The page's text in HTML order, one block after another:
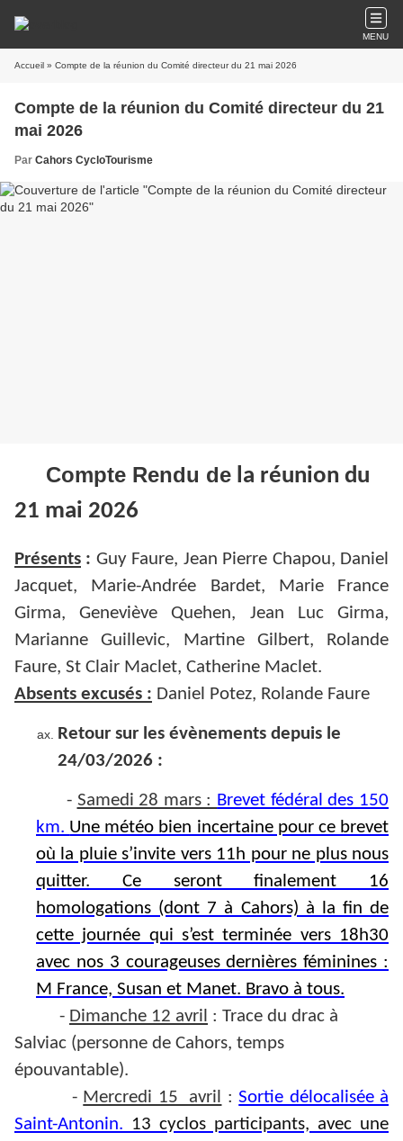
MENU
Accueil » Compte de la réunion du Comité directeur du 21 mai 2026
Compte de la réunion du Comité directeur du 21
mai 2026
Par Cahors CycloTourisme
Compte Rendu de la réunion du
21 mai 2026
Présents : Guy Faure, Jean Pierre Chapou, Daniel
Jacquet, Marie-Andrée Bardet, Marie France
Girma, Geneviève Quehen, Jean Luc Girma,
Marianne Guillevic, Martine Gilbert, Rolande
Faure, St Clair Maclet, Catherine Maclet.
Absents excusés : Daniel Potez, Rolande Faure
Retour sur les évènements depuis le
24/03/2026 :
- Samedi 28 mars : Brevet fédéral des 150
km. Une météo bien incertaine pour ce brevet
où la pluie s’invite vers 11h pour ne plus nous
quitter. Ce seront finalement 16
homologations (dont 7 à Cahors) à la fin de
cette journée qui s’est terminée vers 18h30
avec nos 3 courageuses dernières féminines :
M France, Susan et Manet. Bravo à tous.
- Dimanche 12 avril : Trace du drac à
Salviac (personne de Cahors, temps
épouvantable).
- Mercredi 15 avril :Sortie délocalisée à
Saint-Antonin. 13 cyclos participants, avec une